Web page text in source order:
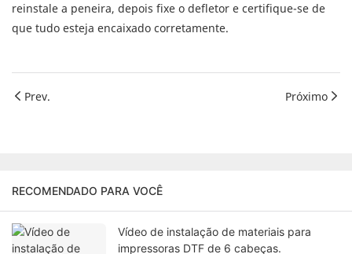
reinstale a peneira, depois fixe o defletor e certifique-se de
que tudo esteja encaixado corretamente.
Prev. Próximo
RECOMENDADO PARA VOCÊ
Vídeo de instalação de materiais para
impressoras DTF de 6 cabeças.